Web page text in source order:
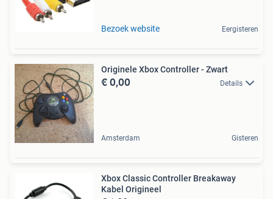
Bezoek website Eergisteren
Originele Xbox Controller - Zwart
€ 0,00 Details
Amsterdam Gisteren
Xbox Classic Controller Breakaway
Kabel Origineel